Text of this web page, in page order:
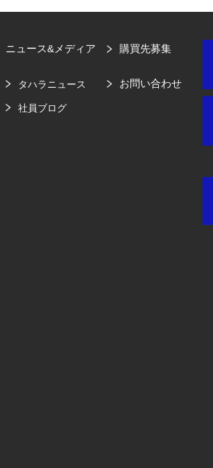
ニュース&メディア
タハラニュース
社員ブログ
購買先募集
お問い合わせ